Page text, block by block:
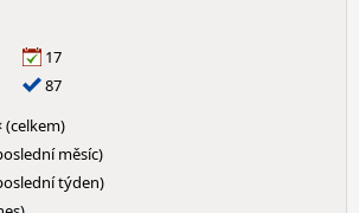
17
87
(celkem)
měsíc)
týden)